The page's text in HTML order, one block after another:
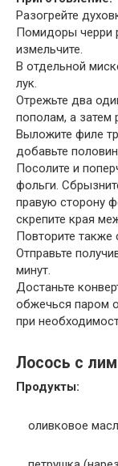
Разогрейте
Помидоры черри
измельчите.
В отдельной
лук.
Отрежьте два
пополам, а затем
Выложите филе
добавьте
Посолите и
фольги.
правую сторону
скрепите края
Повторите
Отправьте
минут.
Достаньте
обжечься паром
при
Лосось с
Продукты:
оливковое